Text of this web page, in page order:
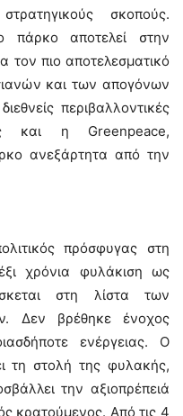
σκοπούς.
πάρκο αποτελεί στην
τον πιο αποτελεσματικό
και των απογόνων
περιβαλλοντικές
και η Greenpeace,
ανεξάρτητα από την
πρόσφυγας στη
χρόνια φυλάκιση ως
στη λίστα των
Δεν βρέθηκε ένοχος
ενέργειας. Ο
τη στολή της φυλακής,
την αξιοπρέπειά
κρατούμενος. Από τις 4